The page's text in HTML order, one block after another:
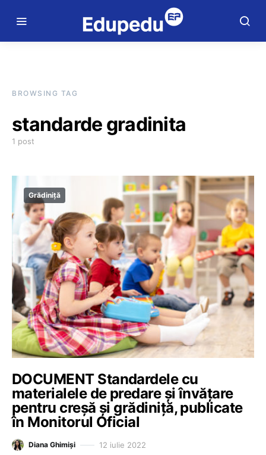
BROWSING TAG
standarde gradinita
1 post
Grădiniță
DOCUMENT Standardele cu
materialele de predare și învățare
pentru creșă și grădiniță, publicate
în Monitorul Oficial
Diana Ghimiși 12 iulie 2022